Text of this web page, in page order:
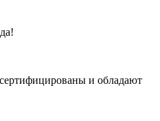
и обладают